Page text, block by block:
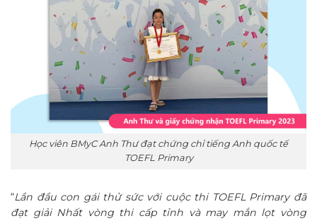
Học viên BMyC Anh Thư đạt chứng chỉ tiếng Anh quốc tế
TOEFL Primary
“Lần đầu con gái thử sức với cuộc thi TOEFL Primary đã
đạt giải Nhất vòng thi cấp tỉnh và may mắn lọt vòng